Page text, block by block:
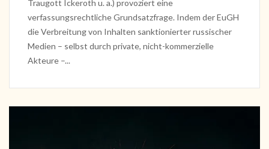
Traugott Ickeroth u. a.) provoziert eine
verfassungsrechtliche Grundsatzfrage. Indem der EuGH
die Verbreitung von Inhalten sanktionierter russischer
Medien – selbst durch private, nicht-kommerzielle
Akteure –...